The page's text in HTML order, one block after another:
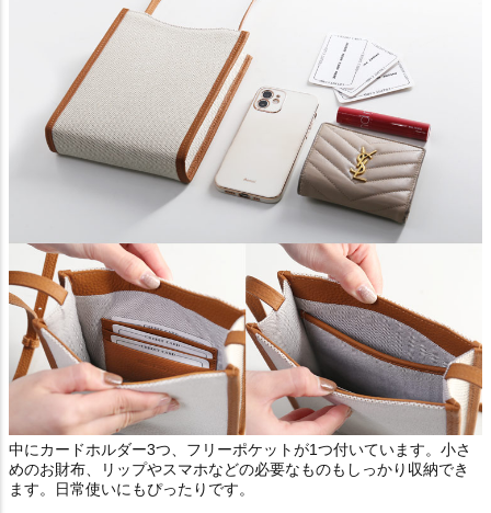
中にカードホルダー3つ、フリーポケットが1つ付いています。小さ
めのお財布、リップやスマホなどの必要なものもしっかり収納でき
ます。日常使いにもぴったりです。